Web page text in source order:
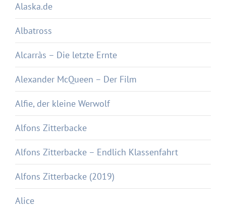
Alaska.de
Albatross
Alcarràs – Die letzte Ernte
Alexander McQueen – Der Film
Alfie, der kleine Werwolf
Alfons Zitterbacke
Alfons Zitterbacke – Endlich Klassenfahrt
Alfons Zitterbacke (2019)
Alice